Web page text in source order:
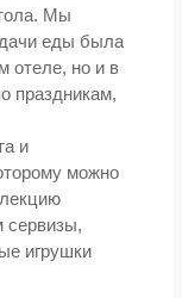
Мы
еды была
отеле, но и в
праздникам,
и
можно
сервизы,
игрушки